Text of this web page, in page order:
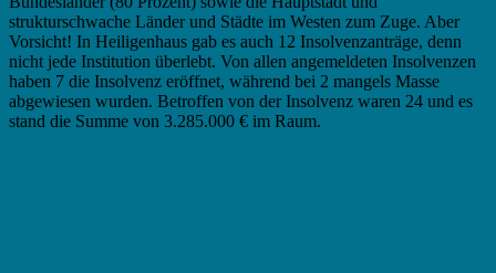
strukturschwache Länder und Städte im Westen zum Zuge. Aber
Vorsicht! In Heiligenhaus gab es auch 12 Insolvenzanträge, denn
nicht jede Institution überlebt. Von allen angemeldeten Insolvenzen
haben 7 die Insolvenz eröffnet, während bei 2 mangels Masse
abgewiesen wurden. Betroffen von der Insolvenz waren 24 und es
stand die Summe von 3.285.000 € im Raum.